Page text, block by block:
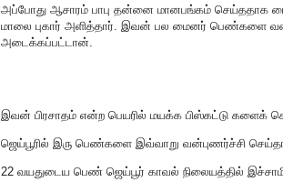
அப்போது ஆசாரம் பாபு தன்னை மானபங்கம் செய்ததாக
மாலை புகார் அளித்தார். இவன் பல மைனர் பெண்களை
அடைக்கப்பட்டான்.
இவன் பிரசாதம் என்ற பெயரில் மயக்க பிஸ்கட்டு களைக்
ஜெய்பூரில் இரு பெண்களை இவ்வாறு வன்புணர்ச்சி
22 வயதுடைய பெண் ஜெய்பூர் காவல் நிலையத்தில்